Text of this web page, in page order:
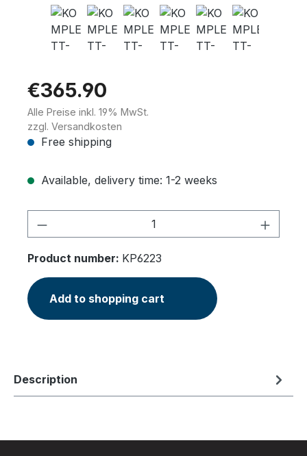
€365.90
Alle Preise inkl. 19% MwSt.
zzgl. Versandkosten
Free shipping
Available, delivery time: 1-2 weeks
Product Quantity: Enter the desired
Product number: KP6223
Add to shopping cart
Description